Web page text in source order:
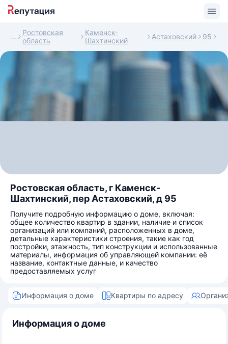
Ростовская
область
Каменск-
Шахтинский
Астаховский 95
Ростовская область, г Каменск-
Шахтинский, пер Астаховский, д 95
Получите подробную информацию о доме, включая:
общее количество квартир в здании, наличие и список
организаций или компаний, расположенных в доме,
детальные характеристики строения, такие как год
постройки, этажность, тип конструкции и использованные
материалы, информация об управляющей компании: её
название, контактные данные, и качество
предоставляемых услуг
Информация о доме Квартиры по адресу
Информация о доме